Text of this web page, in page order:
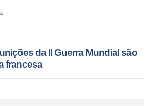
da II Guerra Mundial são
francesa